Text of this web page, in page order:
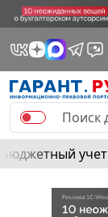
Бюджетный учет